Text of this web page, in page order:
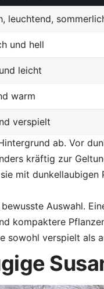
leuchtend,
und hell
leicht
warm
verspielt
ab. Vor
kräftig zur
mit
Auswahl.
kompaktere
sowohl verspielt als